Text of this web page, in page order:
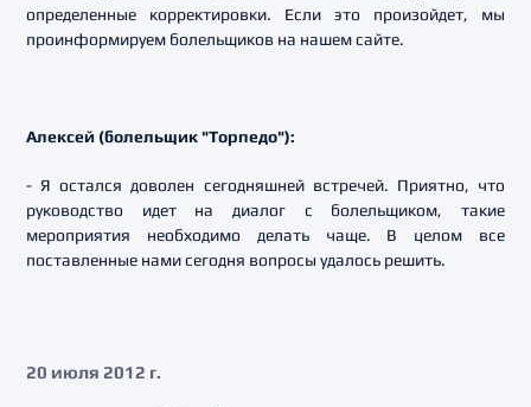
определенные корректировки. Если это произойдет, мы
проинформируем болельщиков на нашем сайте.
Алексей (болельщик "Торпедо"):
- Я остался доволен сегодняшней встречей. Приятно, что
руководство идет на диалог с болельщиком, такие
мероприятия необходимо делать чаще. В целом все
поставленные нами сегодня вопросы удалось решить.
20 июля 2012 г.